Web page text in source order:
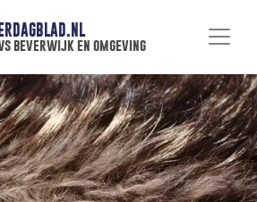
beverwijk en omgeving